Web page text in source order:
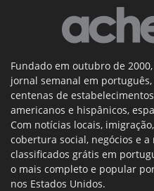
Fundado em outubro de
jornal semanal em
centenas de
americanos e hispânicos,
Com notícias locais,
cobertura social, negócios e
classificados grátis em
o mais completo e popular
nos Estados Unidos.